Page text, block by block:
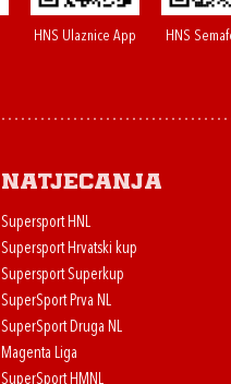
HNS Ulaznice App HNS
Natjecanja
Supersport HNL
Supersport Hrvatski kup
Supersport Superkup
SuperSport Prva NL
SuperSport Druga NL
Magenta Liga
SuperSport HMNL